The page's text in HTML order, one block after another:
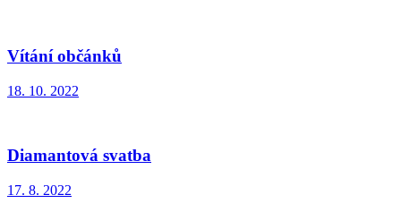
Vítání občánků
18. 10. 2022
Diamantová svatba
17. 8. 2022